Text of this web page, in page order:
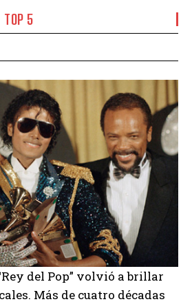
TOP 5
del Pop” volvió a brillar
Más de cuatro décadas